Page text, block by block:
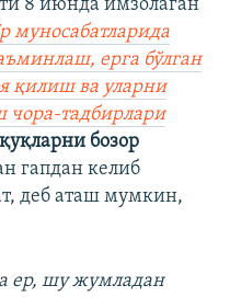
8 июнда имзолаган
муносабатларида
ерга бўлган
қилиш ва уларни
чора-тадбирлари
бозор
гапдан келиб
деб аташ мумкин,
ер, шу жумладан